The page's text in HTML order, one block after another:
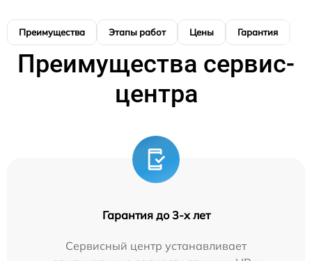
Преимущества Этапы работ Цены Гарантия
Преимущества сервис-
центра
Гарантия до 3-х лет
Сервисный центр устанавливает